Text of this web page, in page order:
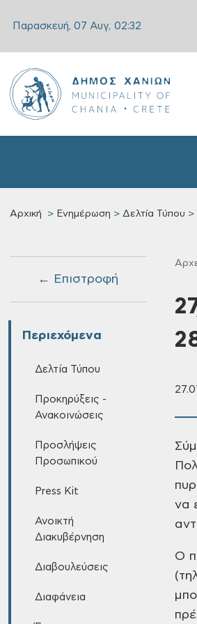
Παρασκευή, 07 Αυγ, 02:32
Αρχική Ενημέρωση Δελτία Τύπου
← Επιστροφή
Περιεχόμενα
Δελτία Τύπου
Προκηρύξεις -
Ανακοινώσεις
Προσλήψεις
Προσωπικού
Press Kit
Ανοικτή
Διακυβέρνηση
Διαβουλεύσεις
Διαφάνεια
να
Ο